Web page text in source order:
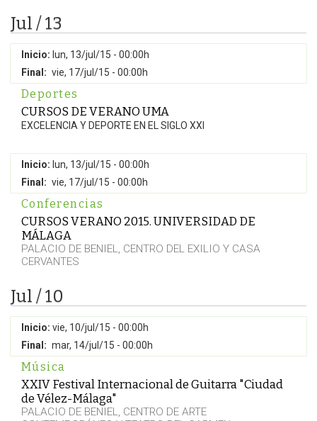
Jul / 13
Inicio: lun, 13/jul/15 - 00:00h
Final: vie, 17/jul/15 - 00:00h
Deportes
CURSOS DE VERANO UMA
EXCELENCIA Y DEPORTE EN EL SIGLO XXI
Inicio: lun, 13/jul/15 - 00:00h
Final: vie, 17/jul/15 - 00:00h
Conferencias
CURSOS VERANO 2015. UNIVERSIDAD DE
MÁLAGA
PALACIO DE BENIEL, CENTRO DEL EXILIO Y CASA
CERVANTES
Jul / 10
Inicio: vie, 10/jul/15 - 00:00h
Final: mar, 14/jul/15 - 00:00h
Música
XXIV Festival Internacional de Guitarra "Ciudad
de Vélez-Málaga"
PALACIO DE BENIEL, CENTRO DE ARTE